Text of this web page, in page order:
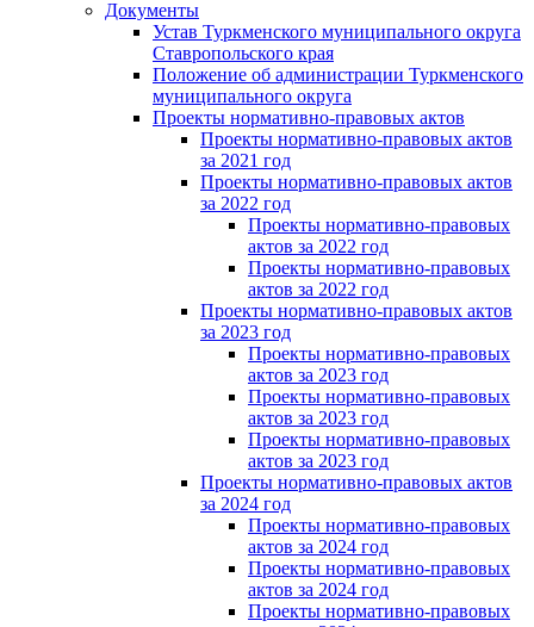
Документы
Устав Туркменского муниципального округа
Ставропольского края
Положение об администрации Туркменского
муниципального округа
Проекты нормативно-правовых актов
Проекты нормативно-правовых актов
за 2021 год
Проекты нормативно-правовых актов
за 2022 год
Проекты нормативно-правовых
актов за 2022 год
Проекты нормативно-правовых
актов за 2022 год
Проекты нормативно-правовых актов
за 2023 год
Проекты нормативно-правовых
актов за 2023 год
Проекты нормативно-правовых
актов за 2023 год
Проекты нормативно-правовых
актов за 2023 год
Проекты нормативно-правовых актов
за 2024 год
Проекты нормативно-правовых
актов за 2024 год
Проекты нормативно-правовых
актов за 2024 год
Проекты нормативно-правовых